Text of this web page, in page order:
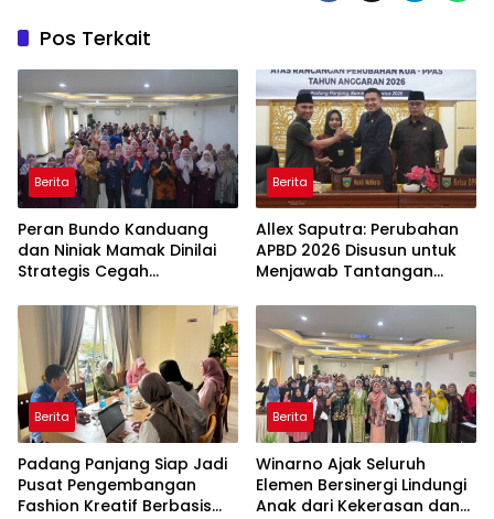
Pos Terkait
Berita
Peran Bundo Kanduang
dan Niniak Mamak Dinilai
Strategis Cegah
Berita
Allex Saputra: Perubahan
APBD 2026 Disusun untuk
Menjawab Tantangan
Berita
Padang Panjang Siap Jadi
Pusat Pengembangan
Fashion Kreatif Berbasis
Berita
Winarno Ajak Seluruh
Elemen Bersinergi Lindungi
Anak dari Kekerasan dan